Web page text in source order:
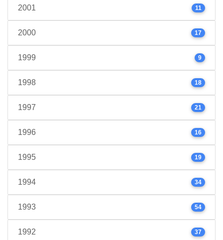
2001 11
2000 17
1999 9
1998 18
1997 21
1996 16
1995 19
1994 34
1993 54
1992 37